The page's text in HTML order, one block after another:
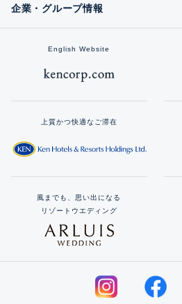
企業・グループ情報
English Website
上質かつ快適なご滞在
風までも、思い出になる
リゾートウエディング